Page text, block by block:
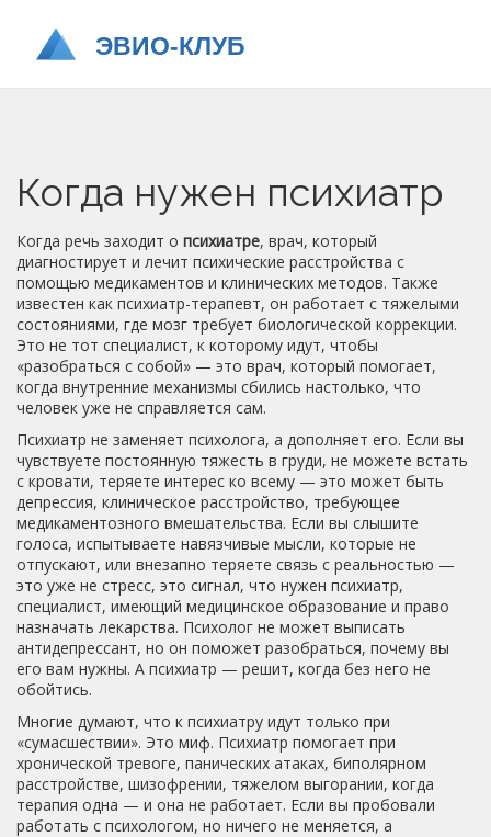
Когда нужен психиатр
Когда речь заходит о психиатре, врач, который
диагностирует и лечит психические расстройства с
помощью медикаментов и клинических методов. Также
известен как психиатр-терапевт, он работает с тяжелыми
состояниями, где мозг требует биологической коррекции.
Это не тот специалист, к которому идут, чтобы
«разобраться с собой» — это врач, который помогает,
когда внутренние механизмы сбились настолько, что
человек уже не справляется сам.
Психиатр не заменяет психолога, а дополняет его. Если вы
чувствуете постоянную тяжесть в груди, не можете встать
с кровати, теряете интерес ко всему — это может быть
депрессия, клиническое расстройство, требующее
медикаментозного вмешательства. Если вы слышите
голоса, испытываете навязчивые мысли, которые не
отпускают, или внезапно теряете связь с реальностью —
это уже не стресс, это сигнал, что нужен психиатр,
специалист, имеющий медицинское образование и право
назначать лекарства. Психолог не может выписать
антидепрессант, но он поможет разобраться, почему вы
его вам нужны. А психиатр — решит, когда без него не
обойтись.
Многие думают, что к психиатру идут только при
«сумасшествии». Это миф. Психиатр помогает при
хронической тревоге, панических атаках, биполярном
расстройстве, шизофрении, тяжелом выгорании, когда
терапия одна — и она не работает. Если вы пробовали
работать с психологом, но ничего не меняется, а